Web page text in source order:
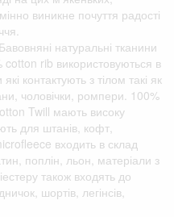
виникне почуття радості
Бавовняні натуральні тканини
rib використовуються в
контактують з тілом такі як
чоловічки, ромпери. 100%
Twill мають високу
для штанів, кофт,
входить в склад
поплін, льон, матеріали з
також входять до
шортів, легінсів,